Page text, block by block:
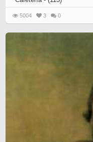
5004 3 0